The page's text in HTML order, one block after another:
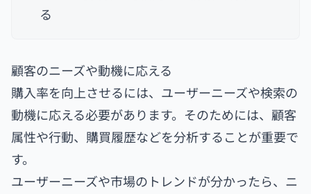
る
顧客のニーズや動機に応える
購入率を向上させるには、ユーザーニーズや検索の
動機に応える必要があります。そのためには、顧客
属性や行動、購買履歴などを分析することが重要で
す。
ユーザーニーズや市場のトレンドが分かったら、ニ